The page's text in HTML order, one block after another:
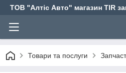
ТОВ "Алтіс Авто" магазин TIR
Товари та послуги